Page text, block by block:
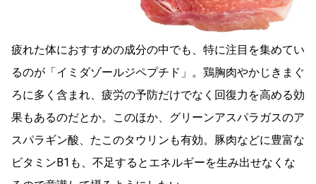
疲れた体におすすめの成分の中でも、特に注目を集めてい
るのが「イミダゾールジペプチド」。鶏胸肉やかじきまぐ
ろに多く含まれ、疲労の予防だけでなく回復力を高める効
果もあるのだとか。このほか、グリーンアスパラガスのア
スパラギン酸、たこのタウリンも有効。豚肉などに豊富な
ビタミンB1も、不足するとエネルギーを生み出せなくな